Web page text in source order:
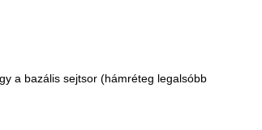
a bazális sejtsor (hámréteg legalsóbb